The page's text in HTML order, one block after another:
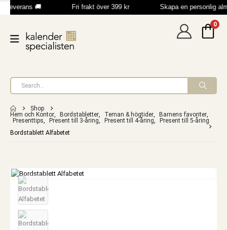
leverans 🚚 Fri frakt över 399 kr Skapa en personlig
0
Shop
Hem och Kontor, Bordstabletter, Teman & högtider, Barnens favoriter,
Presenttips, Present till 3-åring, Present till 4-åring,
Present till 5-åring
Bordstablett Alfabetet